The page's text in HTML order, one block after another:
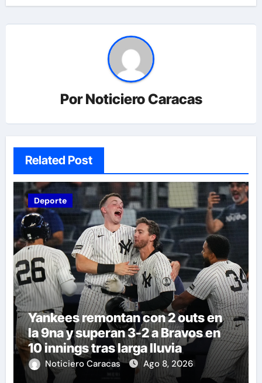
PorNoticiero Caracas
Related Post
Deporte
Yankees remontan con 2 outs en
la 9na y superan 3-2 a Bravos en
10 innings tras larga lluvia
Noticiero Caracas Ago 8, 2026